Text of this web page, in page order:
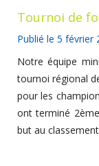
Tournoi de
Publié le 5 février
Notre équipe
tournoi régional
pour les
ont terminé
but au